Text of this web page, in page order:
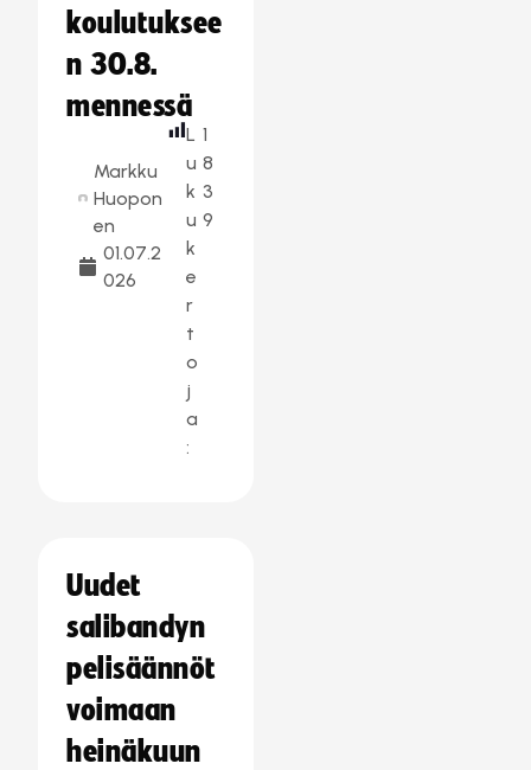
koulutuksee
n 30.8.
mennessä
Markku
Huopon
en
01.07.2
026
L
u
k
u
k
e
r
t
o
j
a
:
1
8
3
9
Uudet
salibandyn
pelisäännöt
voimaan
heinäkuun